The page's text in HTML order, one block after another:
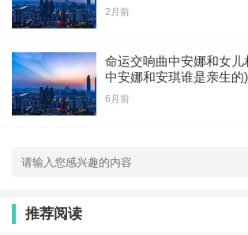
2月前
命运交响曲中安娜和女儿
中安娜和安琪谁是亲生的)
6月前
推荐阅读